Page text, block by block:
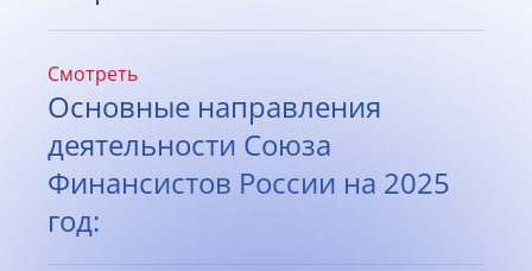
Смотреть
Основные направления
деятельности Союза
Финансистов России на 2025
год: